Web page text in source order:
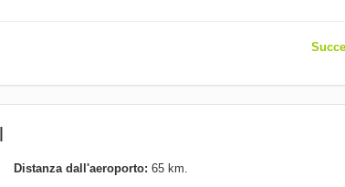
Distanza dall'aeroporto: 65 km.